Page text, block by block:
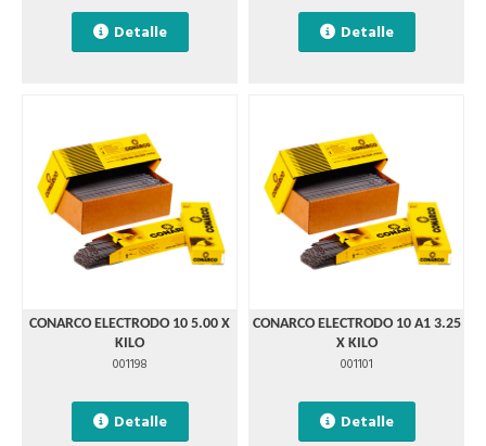
Detalle Detalle
CONARCO ELECTRODO 10 5.00 X
KILO
001198
Detalle
CONARCO ELECTRODO 10 A1 3.25
X KILO
001101
Detalle